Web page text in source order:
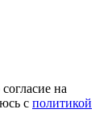
на
с политикой